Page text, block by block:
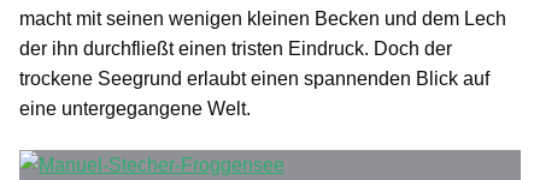
macht mit seinen wenigen kleinen Becken und dem Lech
der ihn durchfließt einen tristen Eindruck. Doch der
trockene Seegrund erlaubt einen spannenden Blick auf
eine untergegangene Welt.